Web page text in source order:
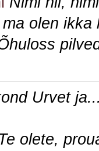
olen ikka
Urvet
olete,